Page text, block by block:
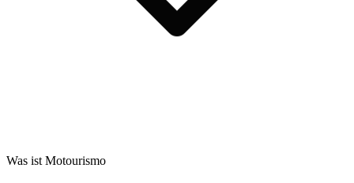
Was ist Motourismo